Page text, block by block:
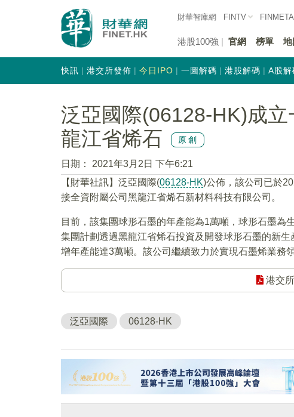
財華智庫網 FINTV FINMETA
港股100強 官網 榜單 地
快訊 港交所發佈 今日IPO 一圖解碼 港股解碼 A股解
泛亞國際(06128-HK)成
龍江省烯石
原創
日期：
2021年3月2日 下午6:21
【財華社訊】泛亞國際(06128-HK)公佈，該公司已於
接全資附屬公司黑龍江省烯石新材料科技有限公司。
目前，該集團球形石墨的年產能為1萬噸，球形石墨為
集團計劃透過黑龍江省烯石投資及開發球形石墨的新
增年產能達3萬噸。該公司繼續致力於實現石墨烯業務
港交
泛亞國際 06128-HK